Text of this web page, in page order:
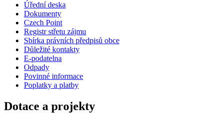
Úřední deska
Dokumenty
Czech Point
Registr střetu zájmu
Sbírka právních předpisů obce
Důležité kontakty
E-podatelna
Odpady
Povinné informace
Poplatky a platby
Dotace a projekty